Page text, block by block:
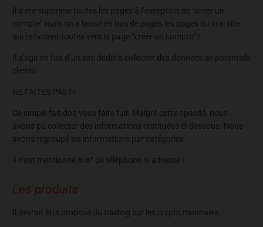
Il a été supprimé toutes les pages à l’exception de “créer un
compte” mais on a laissé en bas de pages les pages du vrai site
qui renvoient toutes vers la page “créer un compte” !
Il s’agit en fait d’un site dédié à collecter des données de potentiels
clients
NE FAITES PAS !!!
Ce simple fait doit vous faire fuir. Malgré cette opacité, nous
avons pu collecter des informations restituées ci-dessous. Nous
avons regroupé les informations par catégories.
Il n’est mentionné ni n° de téléphone ni adresse !
Les produits
Il devrait être proposé du trading sur les crypto monnaies.